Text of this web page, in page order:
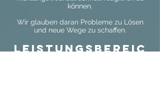
können.
Wir glauben daran Probleme zu Lösen
und neue Wege zu schaffen.
Leistungsbereic